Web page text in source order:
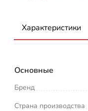
Характеристики
Основные
Бренд
Страна производства